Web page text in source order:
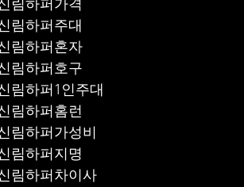
림하퍼가격
림하퍼주대
림하퍼혼자
림하퍼호구
림하퍼1인주대
림하퍼홈런
림하퍼가성비
림하퍼지명
림하퍼차이사